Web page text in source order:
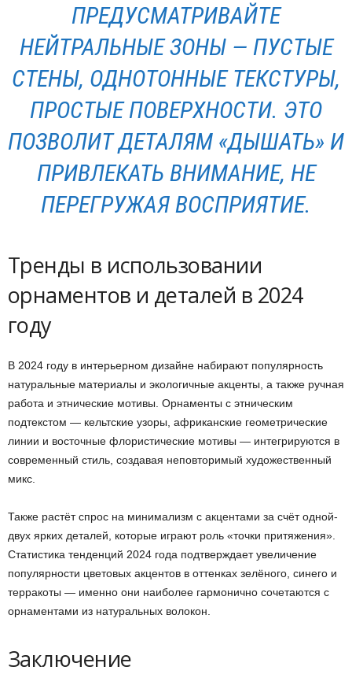
ПРЕДУСМАТРИВАЙТЕ
НЕЙТРАЛЬНЫЕ ЗОНЫ — ПУСТЫЕ
СТЕНЫ, ОДНОТОННЫЕ ТЕКСТУРЫ,
ПРОСТЫЕ ПОВЕРХНОСТИ. ЭТО
ПОЗВОЛИТ ДЕТАЛЯМ «ДЫШАТЬ» И
ПРИВЛЕКАТЬ ВНИМАНИЕ, НЕ
ПЕРЕГРУЖАЯ ВОСПРИЯТИЕ.
Тренды в использовании
орнаментов и деталей в 2024
году
В 2024 году в интерьерном дизайне набирают популярность
натуральные материалы и экологичные акценты, а также ручная
работа и этнические мотивы. Орнаменты с этническим
подтекстом — кельтские узоры, африканские геометрические
линии и восточные флористические мотивы — интегрируются в
современный стиль, создавая неповторимый художественный
микс.
Также растёт спрос на минимализм с акцентами за счёт одной-
двух ярких деталей, которые играют роль «точки притяжения».
Статистика тенденций 2024 года подтверждает увеличение
популярности цветовых акцентов в оттенках зелёного, синего и
терракоты — именно они наиболее гармонично сочетаются с
орнаментами из натуральных волокон.
Заключение